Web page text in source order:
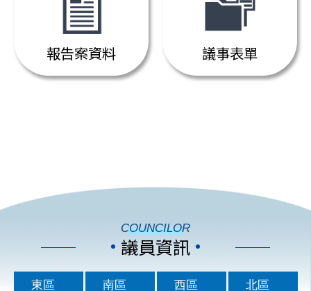
報告案資料 議事表單
COUNCILOR
議員資訊